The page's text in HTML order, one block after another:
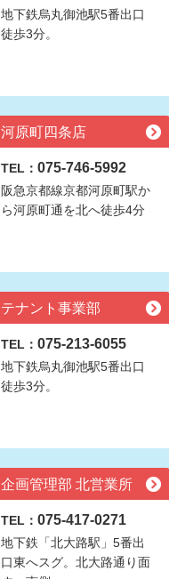
地下鉄烏丸御池駅5番出口
徒歩3分。
河原町四条店
TEL： 075-746-5992
阪急京都線京都河原町駅か
ら河原町通を北へ徒歩4分
テナント事業部
TEL： 075-213-6055
地下鉄烏丸御池駅5番出口
徒歩3分。
企画管理部 北営業所
TEL： 075-417-0271
地下鉄「北大路駅」5番出
口東へスグ。北大路通り面